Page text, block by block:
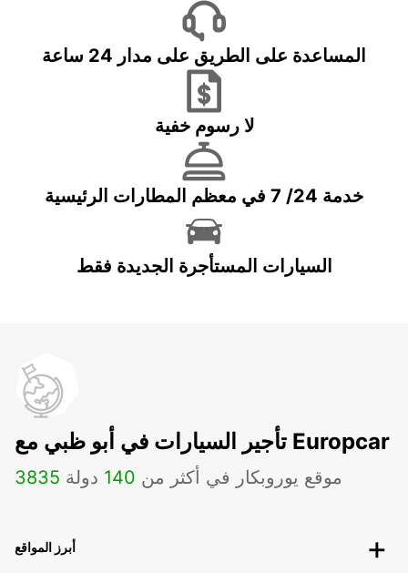
المساعدة على الطريق على مدار 24 ساعة
لا رسوم خفية
خدمة 24/ 7 في معظم المطارات الرئيسية
السيارات المستأجرة الجديدة فقط
تأجير السيارات في أبو ظبي مع Europcar
3835 موقع يوروبكار في أكثر من 140 دولة
أبرز المواقع